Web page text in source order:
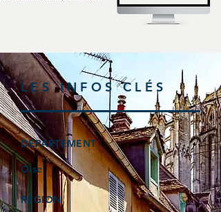
LES INFOS CLÉS
DÉPARTEMENT
Oise
RÉGION